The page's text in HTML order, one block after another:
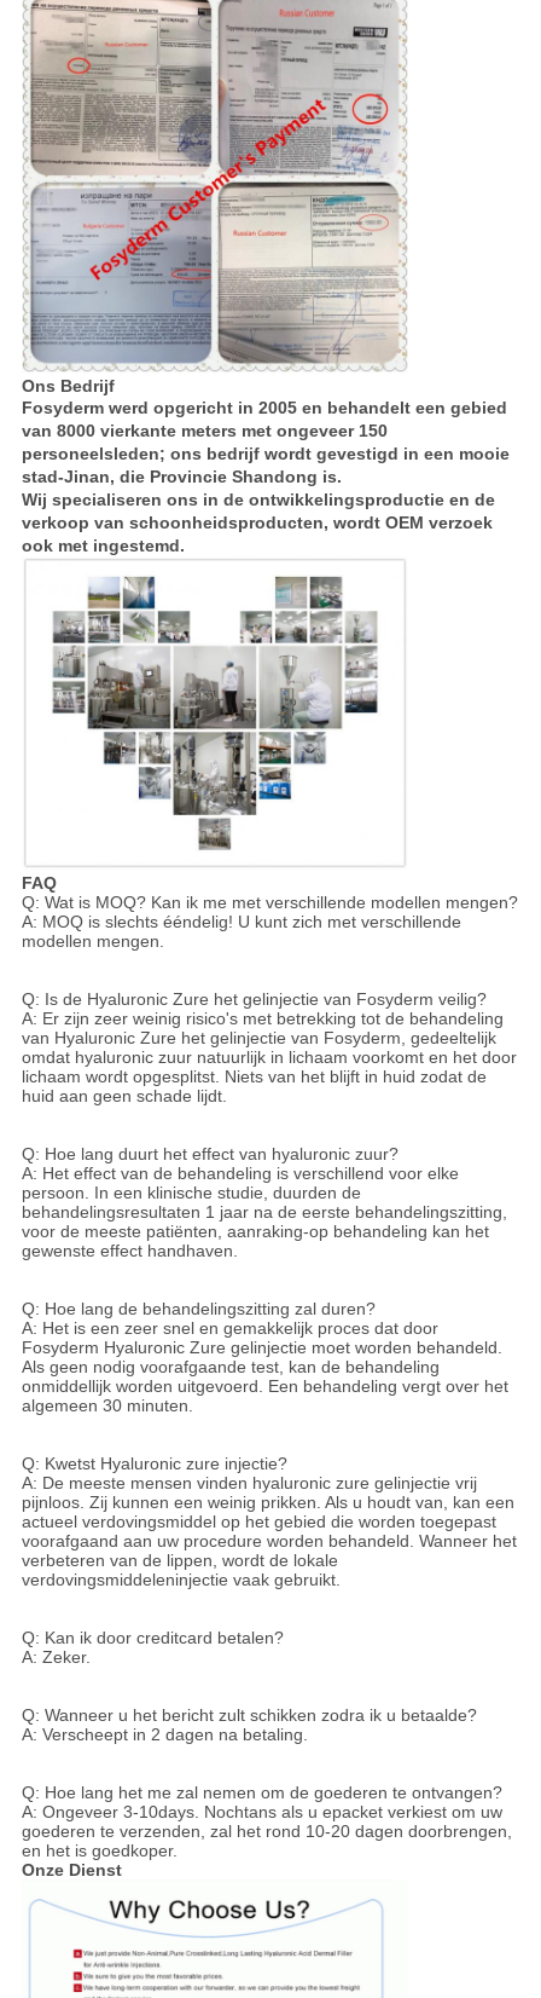
Ons Bedrijf
Fosyderm werd opgericht in 2005 en behandelt een gebied
van 8000 vierkante meters met ongeveer 150
personeelsleden; ons bedrijf wordt gevestigd in een mooie
stad-Jinan, die Provincie Shandong is.
Wij specialiseren ons in de ontwikkelingsproductie en de
verkoop van schoonheidsproducten, wordt OEM verzoek
ook met ingestemd.
FAQ
Q: Wat is MOQ? Kan ik me met verschillende modellen mengen?
A: MOQ is slechts ééndelig! U kunt zich met verschillende
modellen mengen.
Q: Is de Hyaluronic Zure het gelinjectie van Fosyderm veilig?
A: Er zijn zeer weinig risico's met betrekking tot de behandeling
van Hyaluronic Zure het gelinjectie van Fosyderm, gedeeltelijk
omdat hyaluronic zuur natuurlijk in lichaam voorkomt en het door
lichaam wordt opgesplitst. Niets van het blijft in huid zodat de
huid aan geen schade lijdt.
Q: Hoe lang duurt het effect van hyaluronic zuur?
A: Het effect van de behandeling is verschillend voor elke
persoon. In een klinische studie, duurden de
behandelingsresultaten 1 jaar na de eerste behandelingszitting,
voor de meeste patiënten, aanraking-op behandeling kan het
gewenste effect handhaven.
Q: Hoe lang de behandelingszitting zal duren?
A: Het is een zeer snel en gemakkelijk proces dat door
Fosyderm Hyaluronic Zure gelinjectie moet worden behandeld.
Als geen nodig voorafgaande test, kan de behandeling
onmiddellijk worden uitgevoerd. Een behandeling vergt over het
algemeen 30 minuten.
Q: Kwetst Hyaluronic zure injectie?
A: De meeste mensen vinden hyaluronic zure gelinjectie vrij
pijnloos. Zij kunnen een weinig prikken. Als u houdt van, kan een
actueel verdovingsmiddel op het gebied die worden toegepast
voorafgaand aan uw procedure worden behandeld. Wanneer het
verbeteren van de lippen, wordt de lokale
verdovingsmiddeleninjectie vaak gebruikt.
Q: Kan ik door creditcard betalen?
A: Zeker.
Q: Wanneer u het bericht zult schikken zodra ik u betaalde?
A: Verscheept in 2 dagen na betaling.
Q: Hoe lang het me zal nemen om de goederen te ontvangen?
A: Ongeveer 3-10days. Nochtans als u epacket verkiest om uw
goederen te verzenden, zal het rond 10-20 dagen doorbrengen,
en het is goedkoper.
Onze Dienst